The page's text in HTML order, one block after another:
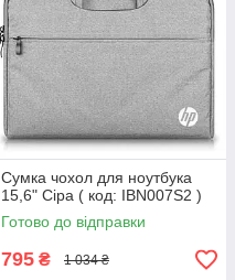
Сумка чохол для ноутбука
15,6" Сіра ( код: IBN007S2 )
Готово до відправки
795 ₴ 1 034 ₴